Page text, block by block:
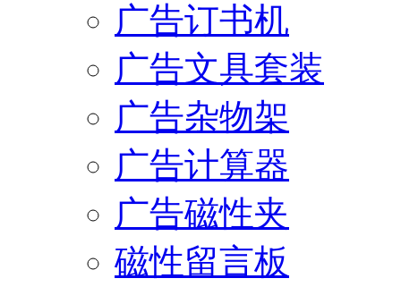
广告订书机
广告文具套装
广告杂物架
广告计算器
广告磁性夹
磁性留言板